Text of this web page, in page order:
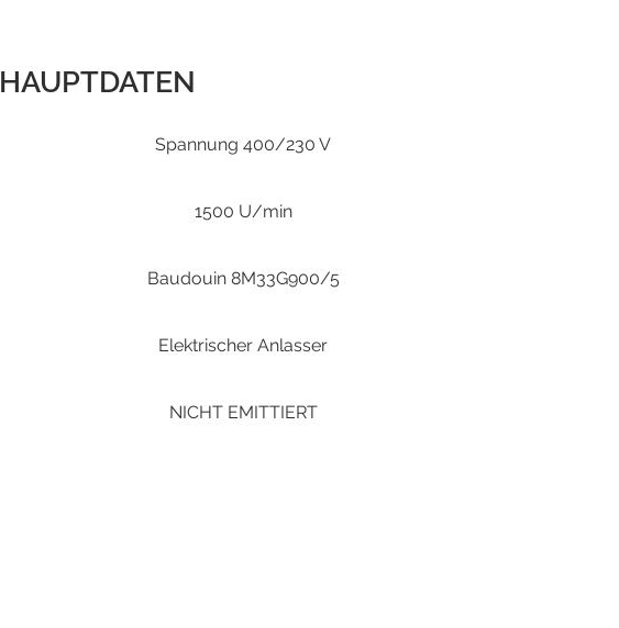
HAUPTDATEN
Spannung 400/230 V
1500 U/min
Baudouin 8M33G900/5
Elektrischer Anlasser
NICHT EMITTIERT